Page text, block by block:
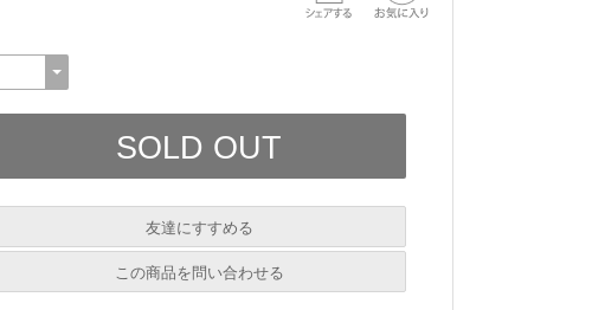
友達にすすめる
この商品を問い合わせる